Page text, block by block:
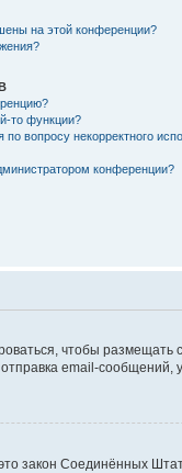
на этой конференции?
то функции?
вопросу некорректного
конференции?
чтобы
email-сообщений,
закон Соединённых